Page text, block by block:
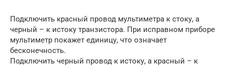
Подключить красный провод мультиметра к стоку, а
черный – к истоку транзистора. При исправном приборе
мультиметр покажет единицу, что означает
бесконечность.
Подключить черный провод к истоку, а красный – к